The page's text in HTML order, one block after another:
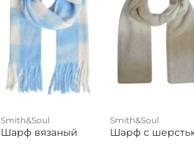
Smith&Soul
Шарф вязаный
Smith&Soul
Шарф с